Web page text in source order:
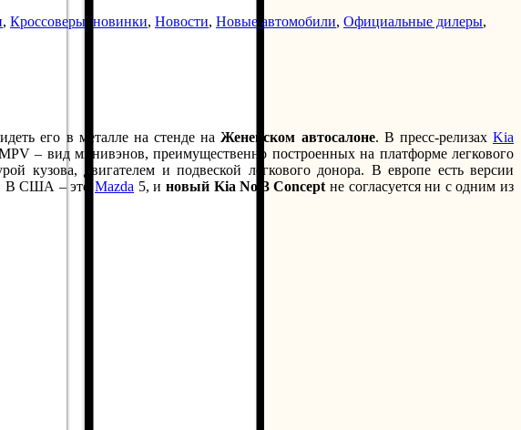
, Кроссоверы новинки, Новости, Новые автомобили, Официальные дилеры,
его в металле на стенде наЖеневском автосалоне. В пресс-релизахKia
– вид минивэнов, преимущественно построенных на платформе легкового
кузова, двигателем и подвеской легкового донора. В европе есть версии
В США – этоMazda 5, и новый Kia No 3 Concept не согласуется ни с одним из